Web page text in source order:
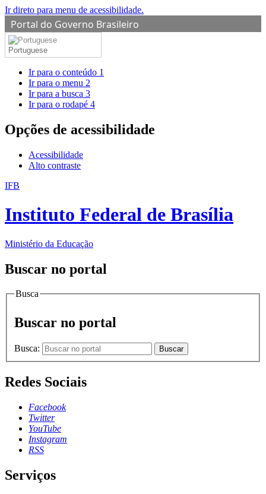
Ir direto para menu de acessibilidade.
Portal do Governo Brasileiro
Portuguese
Ir para o conteúdo 1
Ir para o menu 2
Ir para a busca 3
Ir para o rodapé 4
Opções de acessibilidade
Acessibilidade
Alto contraste
IFB
Instituto Federal de Brasília
Ministério da Educação
Buscar no portal
Busca
Buscar no portal
Busca: Buscar
Redes Sociais
Facebook
Twitter
YouTube
Instagram
RSS
Serviços